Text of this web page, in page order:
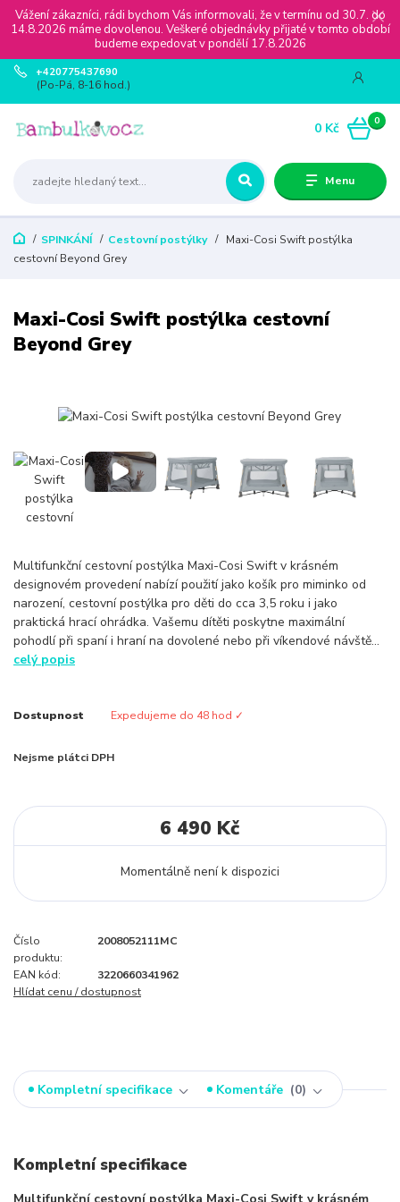
Vážení zákazníci, rádi bychom Vás informovali, že v termínu od 30.7. do
14.8.2026 máme dovolenou. Veškeré objednávky přijaté v tomto období
budeme expedovat v pondělí 17.8.2026
Menu
+420775437690
(Po-Pá, 8-16 hod.)
0
0 Kč
SPINKÁNÍ Cestovní postýlky
Maxi-Cosi Swift postýlka
cestovní Beyond Grey
Maxi-Cosi Swift postýlka cestovní
Beyond Grey
Multifunkční cestovní postýlka Maxi-Cosi Swift v krásném
designovém provedení nabízí použití jako košík pro miminko od
narození, cestovní postýlka pro děti do cca 3,5 roku i jako
praktická hrací ohrádka. Vašemu dítěti poskytne maximální
pohodlí při spaní i hraní na dovolené nebo při víkendové návště...
celý popis
Dostupnost Expedujeme do 48 hod ✓
Nejsme plátci DPH
6 490 Kč
Momentálně není k dispozici
Číslo
produktu:
2008052111MC
EAN kód:
3220660341962
Hlídat cenu / dostupnost
Kompletní specifikace Komentáře 0
Kompletní specifikace